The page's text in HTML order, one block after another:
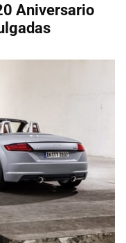
Aniversario